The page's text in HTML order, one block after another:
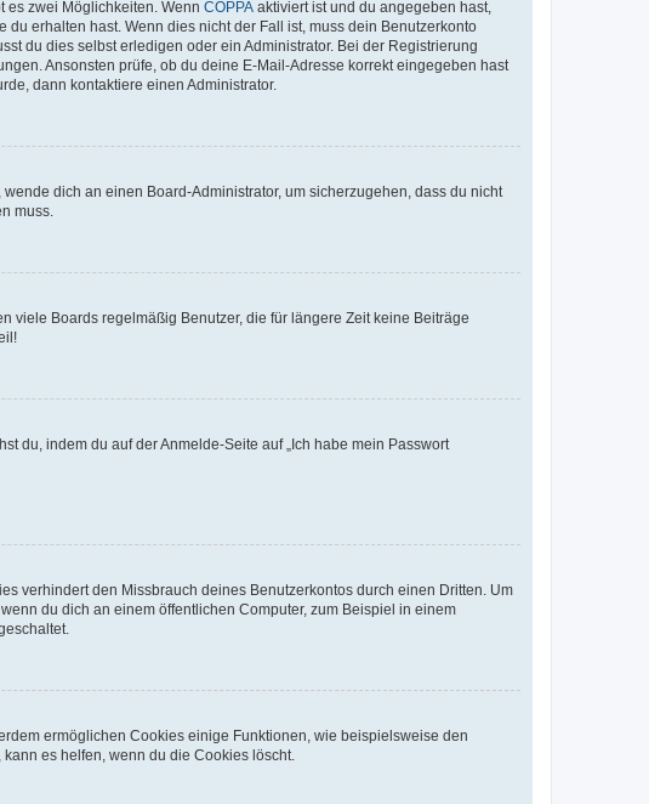
es zwei Möglichkeiten. Wenn COPPA aktiviert ist und du angegeben hast,
erhalten hast. Wenn dies nicht der Fall ist, muss dein Benutzerkonto
du dies selbst erledigen oder ein Administrator. Bei der Registrierung
Ansonsten prüfe, ob du deine E-Mail-Adresse korrekt eingegeben hast
dann kontaktiere einen Administrator.
dich an einen Board-Administrator, um sicherzugehen, dass du nicht
muss.
viele Boards regelmäßig Benutzer, die für längere Zeit keine Beiträge
du, indem du auf der Anmelde-Seite auf „Ich habe mein Passwort
verhindert den Missbrauch deines Benutzerkontos durch einen Dritten. Um
du dich an einem öffentlichen Computer, zum Beispiel in einem
ermöglichen Cookies einige Funktionen, wie beispielsweise den
es helfen, wenn du die Cookies löscht.